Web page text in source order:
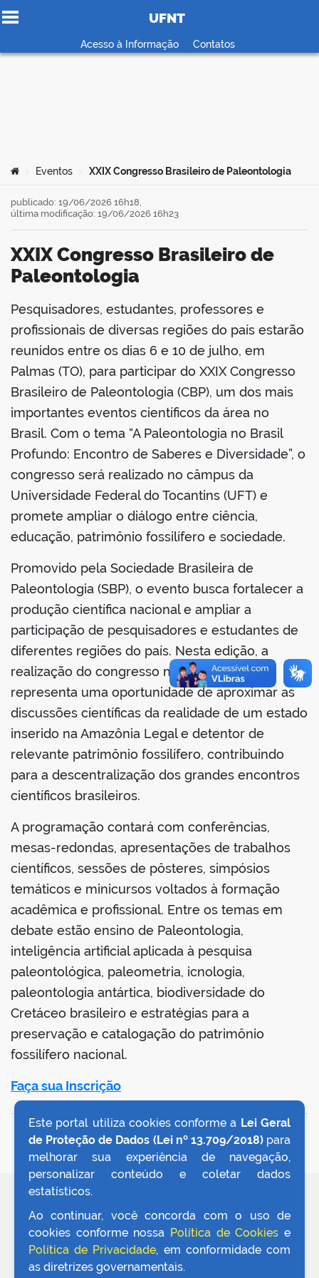
Ir para o conteúdo
UFNT
Acesso à Informação Contatos
portal
Você está aqui:
Eventos XXIX Congresso Brasileiro de Paleontologia
XXIX Congresso Brasileiro de
Paleontologia
publicado: 19/06/2026 16h18,
última modificação: 19/06/2026 16h23
Pesquisadores, estudantes, professores e
profissionais de diversas regiões do país estarão
reunidos entre os dias 6 e 10 de julho, em
Palmas (TO), para participar do XXIX Congresso
Brasileiro de Paleontologia (CBP), um dos mais
importantes eventos científicos da área no
Brasil. Com o tema “A Paleontologia no Brasil
Profundo: Encontro de Saberes e Diversidade”, o
congresso será realizado no câmpus da
Universidade Federal do Tocantins (UFT) e
promete ampliar o diálogo entre ciência,
educação, patrimônio fossilífero e sociedade.
Promovido pela Sociedade Brasileira de
Paleontologia (SBP), o evento busca fortalecer a
produção científica nacional e ampliar a
participação de pesquisadores e estudantes de
diferentes regiões do país. Nesta edição, a
realização do congresso no Tocantins
representa uma oportunidade de aproximar as
discussões científicas da realidade de um estado
inserido na Amazônia Legal e detentor de
relevante patrimônio fossilífero, contribuindo
para a descentralização dos grandes encontros
científicos brasileiros.
A programação contará com conferências,
mesas-redondas, apresentações de trabalhos
científicos, sessões de pôsteres, simpósios
temáticos e minicursos voltados à formação
acadêmica e profissional. Entre os temas em
debate estão ensino de Paleontologia,
inteligência artificial aplicada à pesquisa
paleontológica, paleometria, icnologia,
paleontologia antártica, biodiversidade do
Cretáceo brasileiro e estratégias para a
preservação e catalogação do patrimônio
fossilífero nacional.
Faça sua Inscrição
VOLTAR AO TOPO
Este portal utiliza cookies conforme a Lei Geral
de Proteção de Dados (Lei nº 13.709/2018)para
melhorar sua experiência de navegação,
personalizar conteúdo e coletar dados
estatísticos.
Ao continuar, você concorda com o uso de
cookies conforme nossa Política de Cookies e
Política de Privacidade, em conformidade com
as diretrizes governamentais.